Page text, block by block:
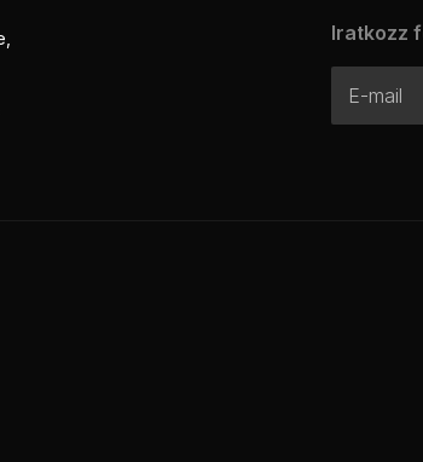
Iratkozz